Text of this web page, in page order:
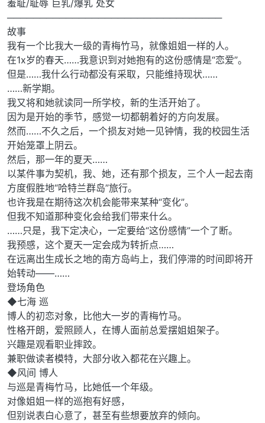
羞耻/耻辱 巨乳/爆乳 处女
─────────────────────────────────
故事
我有一个比我大一级的青梅竹马，就像姐姐一样的人。
在1x岁的春天……我意识到对她抱有的这份感情是“恋爱”。
但是……我什么行动都没有采取，只能维持现状……
……新学期。
我又将和她就读同一所学校，新的生活开始了。
因为是开始的季节，感觉一切都朝着好的方向发展。
然而……不久之后，一个损友对她一见钟情，我的校园生活
开始笼罩上阴云。
然后，那一年的夏天……
以某件事为契机，我、她，还有那个损友，三个人一起去南
方度假胜地“哈特兰群岛”旅行。
也许我是在期待这次机会能带来某种“变化”。
但我不知道那种变化会给我们带来什么。
……只是，我下定决心，一定要给“这份感情”一个了断。
我预感，这个夏天一定会成为转折点……
在远离出生成长之地的南方岛屿上，我们停滞的时间即将开
始转动——……
登场角色
◆七海 巡
博人的初恋对象，比他大一岁的青梅竹马。
性格开朗，爱照顾人，在博人面前总爱摆姐姐架子。
兴趣是观看职业摔跤。
兼职做读者模特，大部分收入都花在兴趣上。
◆风间 博人
与巡是青梅竹马，比她低一个年级。
对像姐姐一样的巡抱有好感，
但别说表白心意了，甚至有些想要放弃的倾向。